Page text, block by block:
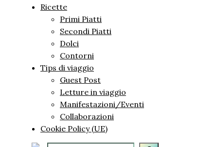
Ricette
Primi Piatti
Secondi Piatti
Dolci
Contorni
Tips di viaggio
Guest Post
Letture in viaggio
Manifestazioni/Eventi
Collaborazioni
Cookie Policy (UE)